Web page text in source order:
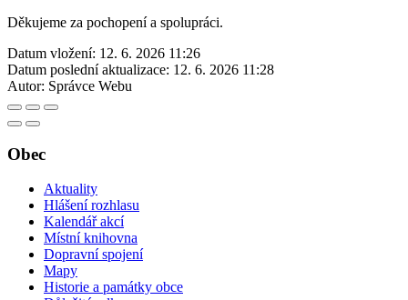
Děkujeme za pochopení a spolupráci.
Datum vložení: 12. 6. 2026 11:26
Datum poslední aktualizace: 12. 6. 2026 11:28
Autor: Správce Webu
Obec
Aktuality
Hlášení rozhlasu
Kalendář akcí
Místní knihovna
Dopravní spojení
Mapy
Historie a památky obce